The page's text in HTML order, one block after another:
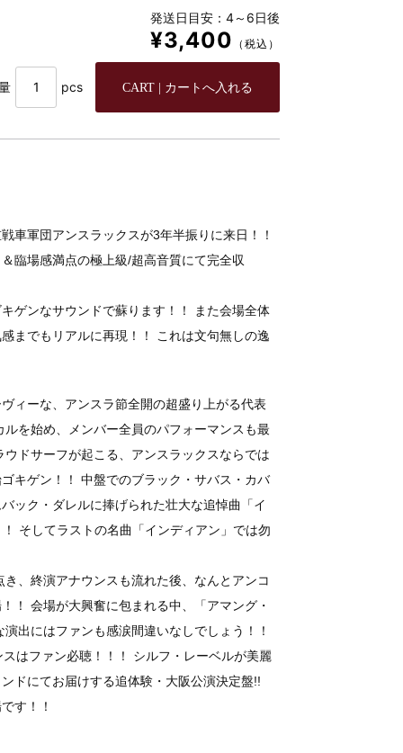
発送日目安：4～6日後
¥3,400 （税込）
pcs
車軍団アンスラックスが3年半振りに来日！！
臨場感満点の極上級/超高音質にて完全収
ゲンなサウンドで蘇ります！！ また会場全体
までもリアルに再現！！ これは文句無しの逸
ィーな、アンスラ節全開の超盛り上がる代表
を始め、メンバー全員のパフォーマンスも最
ドサーフが起こる、アンスラックスならでは
キゲン！！ 中盤でのブラック・サバス・カバ
ック・ダレルに捧げられた壮大な追悼曲「イ
そしてラストの名曲「インディアン」では勿
、終演アナウンスも流れた後、なんとアンコ
！ 会場が大興奮に包まれる中、「アマング・
出にはファンも感涙間違いなしでしょう！！
はファン必聴！！！ シルフ・レーベルが美麗
ドにてお届けする追体験・大阪公演決定盤!!
す！！